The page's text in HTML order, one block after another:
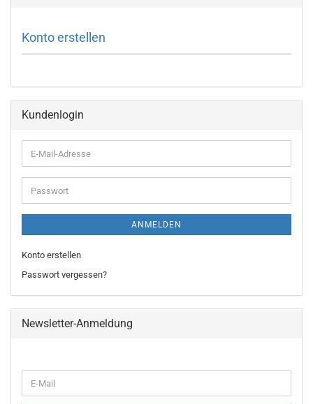
Konto erstellen
Kundenlogin
E-
Mail-
Adresse
Passwort
ANMELDEN
Konto erstellen
Passwort vergessen?
Newsletter-Anmeldung
ZUR
E-
Mail